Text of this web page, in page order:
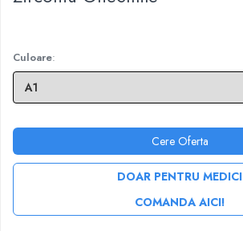
Diverse
hs-opaque
Steamere
Culoare:
Cere Oferta
DOAR PENTRU MEDICI
COMANDA AICI!